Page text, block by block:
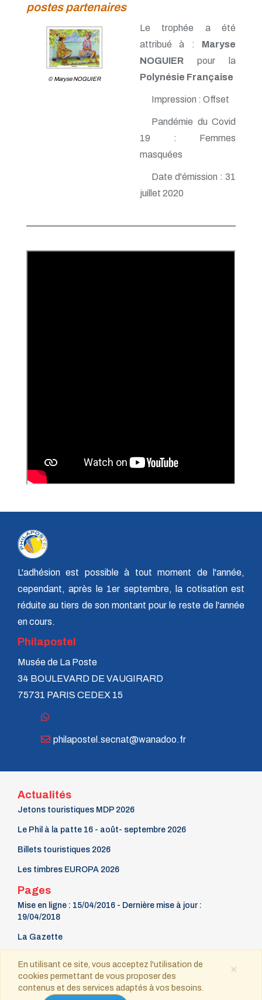
postes partenaires
© Maryse NOGUIER
Le trophée a été
attribué à : Maryse
NOGUIER pour la
Polynésie Française
Impression : Offset
Pandémie du Covid
19 : Femmes
masquées
Date d'émission : 31
juillet 2020
L'adhésion est possible à tout moment de l'année,
cependant, après le 1er septembre, la cotisation est
réduite au tiers de son montant pour le reste de l'année
en cours.
Philapostel
Musée de La Poste
34 BOULEVARD DE VAUGIRARD
75731 PARIS CEDEX 15
philapostel.secnat@wanadoo.fr
Actualités
Jetons touristiques MDP 2026
Le Phil à la patte 16 - août- septembre 2026
Billets touristiques 2026
Les timbres EUROPA 2026
Pages
Mise en ligne : 15/04/2016 - Dernière mise à jour :
19/04/2018
La Gazette
Contact
×
En utilisant ce site, vous acceptez l'utilisation de
cookies permettant de vous proposer des
contenus et des services adaptés à vos besoins.